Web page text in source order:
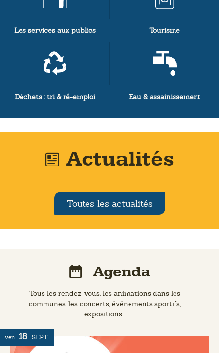
Les services aux publics Tourisme
Déchets : tri & ré-emploi Eau & assainissement
Actualités
Toutes les actualités
Agenda
Tous les rendez-vous, les animations dans les
communes, les concerts, événements sportifs,
expositions...
ven. 18 SEPT.